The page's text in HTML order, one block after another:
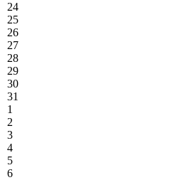
24
25
26
27
28
29
30
31
1
2
3
4
5
6